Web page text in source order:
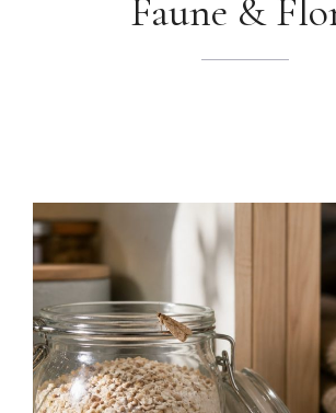
Faune &